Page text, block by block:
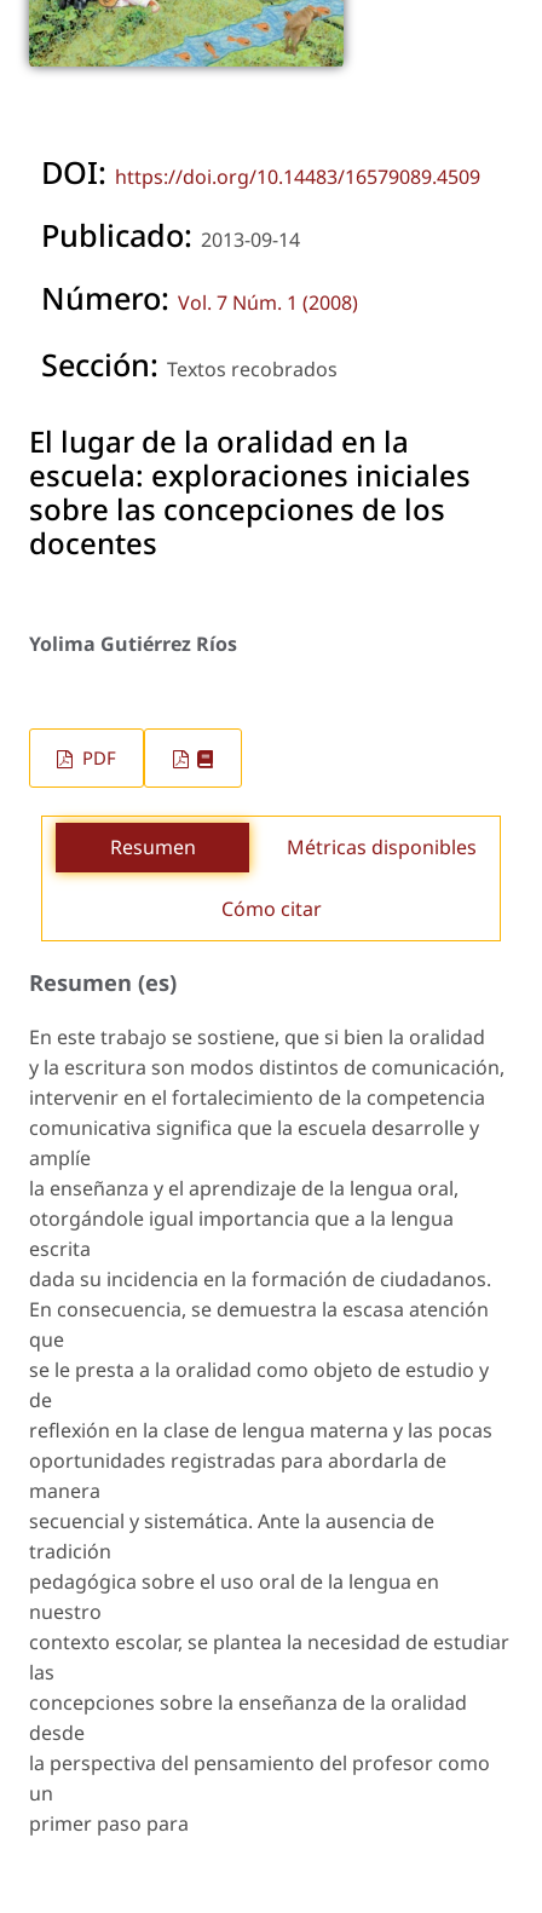
DOI: https://doi.org/10.14483/16579089.4509
Publicado: 2013-09-14
Número: Vol. 7 Núm. 1 (2008)
Sección: Textos recobrados
El lugar de la oralidad en la
escuela: exploraciones iniciales
sobre las concepciones de los
docentes
Yolima Gutiérrez Ríos
PDF
Resumen Métricas disponibles
Cómo citar
Resumen (es)
En este trabajo se sostiene, que si bien la oralidad
y la escritura son modos distintos de comunicación,
intervenir en el fortalecimiento de la competencia
comunicativa significa que la escuela desarrolle y
amplíe
la enseñanza y el aprendizaje de la lengua oral,
otorgándole igual importancia que a la lengua
escrita
dada su incidencia en la formación de ciudadanos.
En consecuencia, se demuestra la escasa atención
que
se le presta a la oralidad como objeto de estudio y
de
reflexión en la clase de lengua materna y las pocas
oportunidades registradas para abordarla de
manera
secuencial y sistemática. Ante la ausencia de
tradición
pedagógica sobre el uso oral de la lengua en
nuestro
contexto escolar, se plantea la necesidad de estudiar
las
concepciones sobre la enseñanza de la oralidad
desde
la perspectiva del pensamiento del profesor como
un
primer paso para